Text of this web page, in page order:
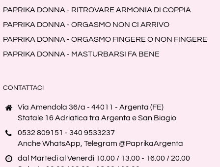
PAPRIKA DONNA - RITROVARE ARMONIA DI COPPIA
PAPRIKA DONNA - ORGASMO NON CI ARRIVO
PAPRIKA DONNA - ORGASMO FINGERE O NON FINGERE
PAPRIKA DONNA - MASTURBARSI FA BENE
CONTATTACI
Via Amendola 36/a - 44011 - Argenta (FE)
Statale 16 Adriatica tra Argenta e San Biagio
0532 809151 - 340 9533237
Anche WhatsApp, Telegram @PaprikaArgenta
dal Martedì al Venerdì 10.00 / 13.00 - 16.00 / 20.00